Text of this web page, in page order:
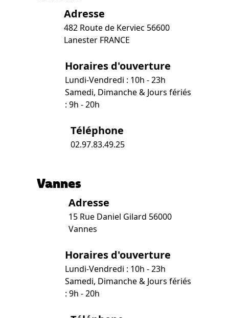
Adresse
482 Route de Kerviec 56600
Lanester FRANCE
Horaires d'ouverture
Lundi-Vendredi : 10h - 23h
Samedi, Dimanche & Jours fériés
: 9h - 20h
Téléphone
02.97.83.49.25
Vannes
Adresse
15 Rue Daniel Gilard 56000
Vannes
Horaires d'ouverture
Lundi-Vendredi : 10h - 23h
Samedi, Dimanche & Jours fériés
: 9h - 20h